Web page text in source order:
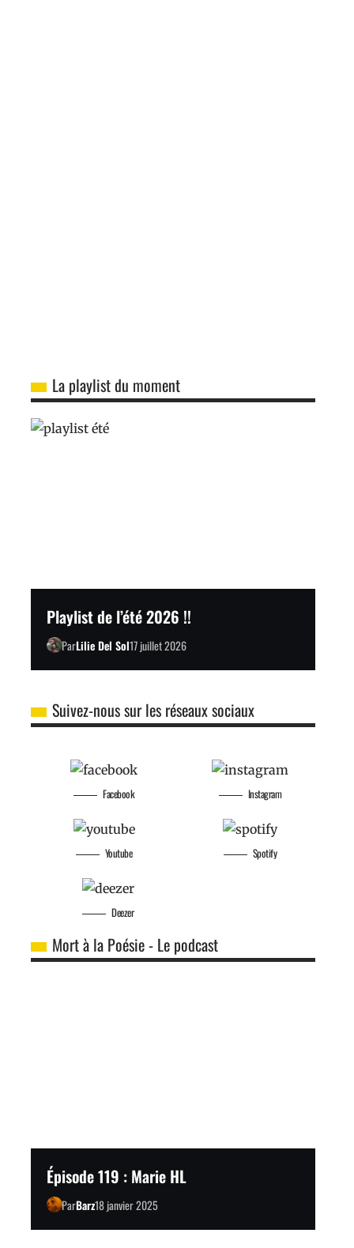
La playlist du moment
Playlist de l’été 2026 !!
ParLilie Del Sol17 juillet 2026
Suivez-nous sur les réseaux sociaux
Facebook
Youtube
Instagram
Spotify
Deezer
Mort à la Poésie - Le podcast
Épisode 119 : Marie HL
ParBarz18 janvier 2025